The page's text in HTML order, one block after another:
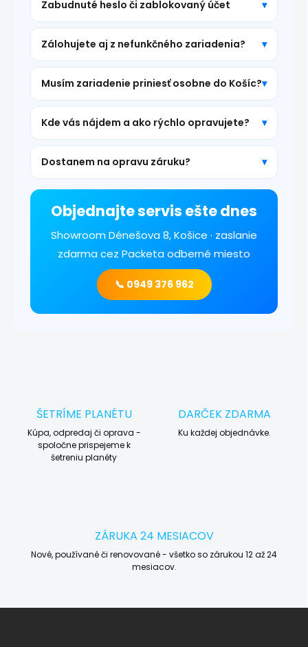
Zabudnuté heslo či zablokovaný účet
Zálohujete aj z nefunkčného zariadenia?
Musím zariadenie priniesť osobne do Košíc?
Kde vás nájdem a ako rýchlo opravujete?
Dostanem na opravu záruku?
Objednajte servis ešte dnes
Showroom Dénešova 8, Košice · zaslanie
zdarma cez Packeta odberné miesto
📞 0949 376 962
ŠETRÍME PLANÉTU
Kúpa, odpredaj či oprava -
spoločne prispejeme k
šetreniu planéty
DARČEK ZDARMA
Ku každej objednávke.
ZÁRUKA 24 MESIACOV
Nové, používané či renovované - všetko so zárukou 12 až 24
mesiacov.